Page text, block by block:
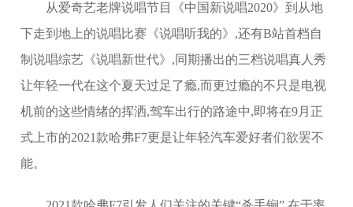
从爱奇艺老牌说唱节目《中国新说唱2020》到从地
下走到地上的说唱比赛《说唱听我的》,还有B站首档自
制说唱综艺《说唱新世代》,同期播出的三档说唱真人秀
让年轻一代在这个夏天过足了瘾,而更过瘾的不只是电视
机前的这些情绪的挥洒,驾车出行的路途中,即将在9月正
式上市的2021款哈弗F7更是让年轻汽车爱好者们欲罢不
能。